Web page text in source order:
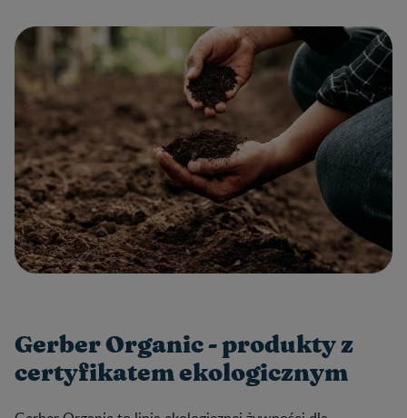
Gerber Organic - produkty z
certyfikatem ekologicznym